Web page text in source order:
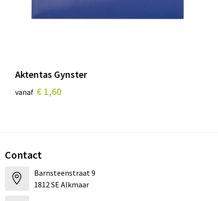
Aktentas Gynster
vanaf € 1,60
Contact
Barnsteenstraat 9
1812 SE Alkmaar